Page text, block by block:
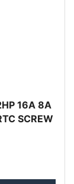
16A 8A
SCREW